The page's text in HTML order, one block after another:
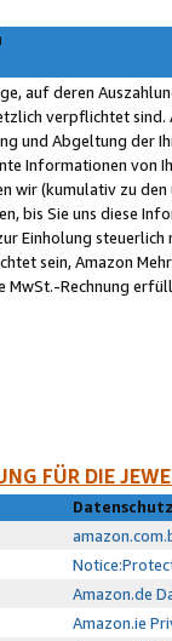
auf deren
verpflichtet
und Abgeltung der
Informationen von
wir (kumulativ zu
bis Sie uns diese
Einholung
sein, Amazon
MwSt.-Rechnung
FÜR DIE
Amazon.de
Amazon.ie